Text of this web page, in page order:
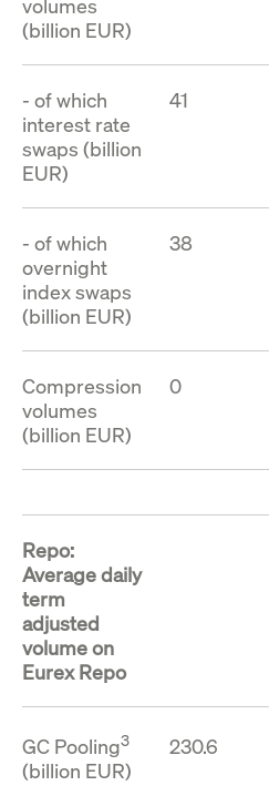
volumes
(billion EUR)
- of which
interest rate
swaps (billion
EUR)
41
- of which
overnight
index swaps
(billion EUR)
38
Compression
volumes
(billion EUR)
0
Repo:
Average daily
term
adjusted
volume on
Eurex Repo
GC Pooling3
(billion EUR)
230.6